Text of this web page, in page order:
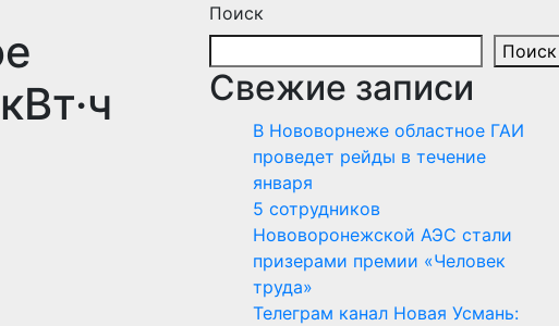
Поиск
Поиск
Свежие записи
В Нововорнеже областное ГАИ
проведет рейды в течение
января
5 сотрудников
Нововоронежской АЭС стали
призерами премии «Человек
труда»
Телеграм канал Новая Усмань: